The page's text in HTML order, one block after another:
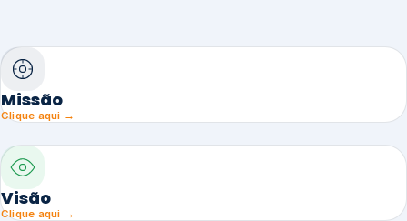
Missão
Clique aqui →
Visão
Clique aqui →